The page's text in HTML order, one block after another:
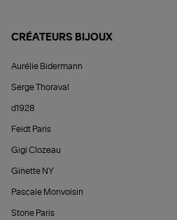
CRÉATEURS BIJOUX
Aurélie Bidermann
Serge Thoraval
d1928
Feidt Paris
Gigi Clozeau
Ginette NY
Pascale Monvoisin
Stone Paris